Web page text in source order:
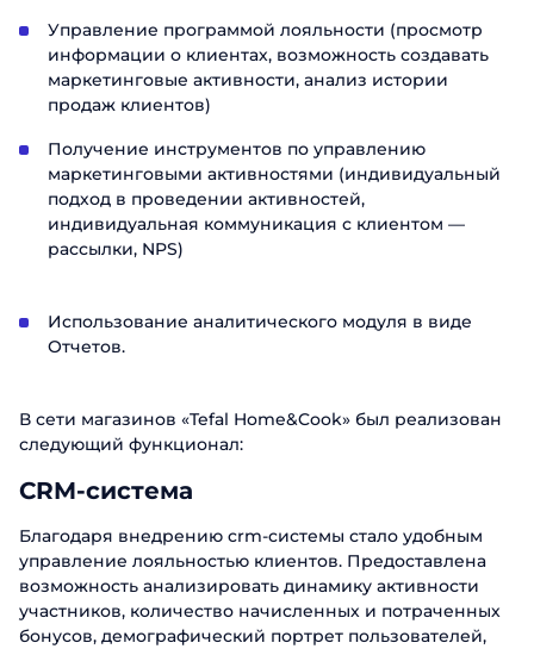
Управление программой лояльности (просмотр
информации о клиентах, возможность создавать
маркетинговые активности, анализ истории
продаж клиентов)
Получение инструментов по управлению
маркетинговыми активностями (индивидуальный
подход в проведении активностей,
индивидуальная коммуникация с клиентом —
рассылки, NPS)
Использование аналитического модуля в виде
Отчетов.
В сети магазинов «Tefal Home&Cook» был реализован
следующий функционал:
CRM-система
Благодаря внедрению crm-системы стало удобным
управление лояльностью клиентов. Предоставлена
возможность анализировать динамику активности
участников, количество начисленных и потраченных
бонусов, демографический портрет пользователей,